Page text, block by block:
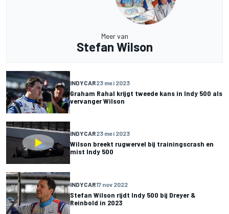
Meer van
Stefan Wilson
INDYCAR23 mei 2023
Graham Rahal krijgt tweede kans in Indy 500 als
vervanger Wilson
INDYCAR23 mei 2023
Wilson breekt rugwervel bij trainingscrash en
mist Indy 500
INDYCAR17 nov 2022
Stefan Wilson rijdt Indy 500 bij Dreyer &
Reinbold in 2023